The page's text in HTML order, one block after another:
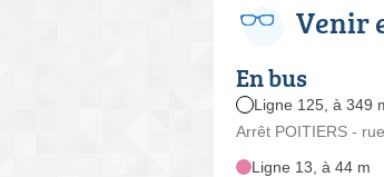
Venir
En bus
Ligne 125, à 349
Arrêt POITIERS -
Ligne 13, à 44 m